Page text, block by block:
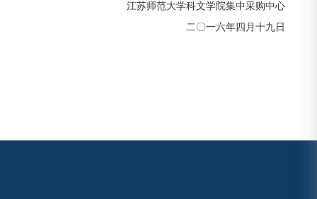
江苏师范大学科文学院集中采购中心
二〇一六年四月十九日